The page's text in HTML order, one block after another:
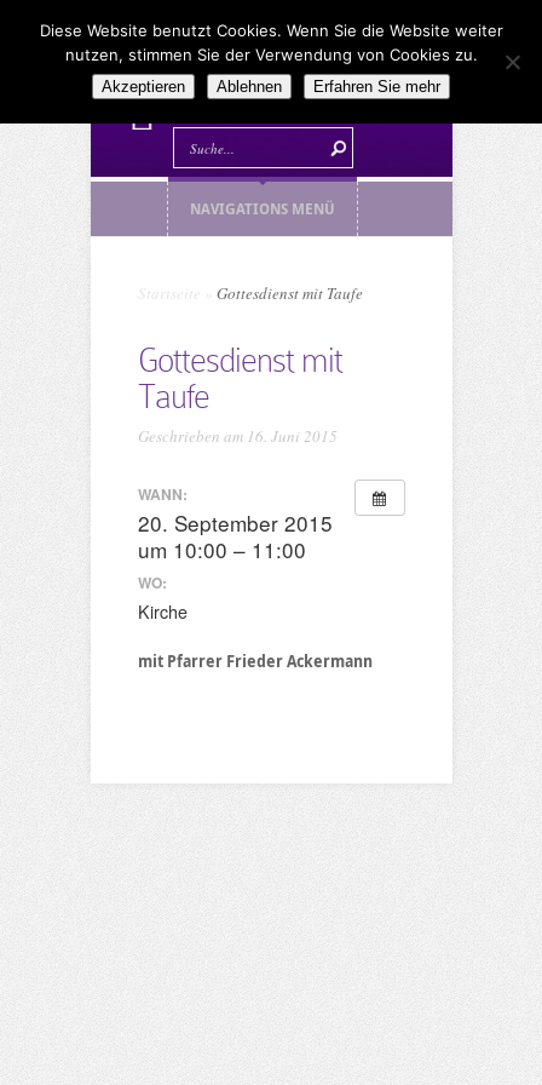
NAVIGATIONS MENÜ
Startseite Gottesdienst mit Taufe
Gottesdienst mit
Taufe
Geschrieben am 16. Juni 2015
WANN:
20. September 2015
um 10:00 – 11:00
WO:
Kirche
mit Pfarrer Frieder Ackermann
Diese Website benutzt Cookies. Wenn Sie die Website weiter
nutzen, stimmen Sie der Verwendung von Cookies zu.
Akzeptieren Ablehnen Erfahren Sie mehr